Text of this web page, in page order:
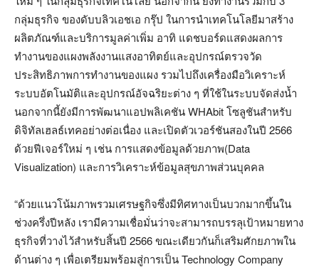
กลุ่มธุรกิจ ของดับบลิวเอชเอ กรุ๊ป ในการนำเทคโนโลยีมาสร้าง
ผลิตภัณฑ์และบริการมูลค่าเพิ่ม อาทิ แดชบอร์ดแสดงผลการ
ทำงานของแผงพลังงานแสงอาทิตย์และอุปกรณ์ตรวจวัด
ประสิทธิภาพการทำงานของแผง รวมไปถึงเครื่องมือวิเคราะห์
ระบบอัตโนมัติและอุปกรณ์อัจฉริยะต่าง ๆ ที่ใช้ในระบบจัดส่งน้ำ
นอกจากนี้ยังมีการพัฒนาแอปพลิเคชัน WHAbit โซลูชันสำหรับ
ดิจิทัลเฮลธ์เทคอย่างต่อเนื่อง และเปิดตัวเวอร์ชันสองในปี 2566
ด้วยฟีเจอร์ใหม่ ๆ เช่น การแสดงข้อมูลด้วยภาพ(Data
Visualization) และการวิเคราะห์ข้อมูลสุขภาพส่วนบุคคล
“ด้วยแนวโน้มภาพรวมเศรษฐกิจซึ่งมีทิศทางเป็นบวกมากขึ้นใน
ช่วงครึ่งปีหลัง เรามีความเชื่อมั่นว่าจะสามารถบรรลุเป้าหมายทาง
ธุรกิจที่วางไว้สำหรับสิ้นปี 2566 ขณะเดียวกันก็เสริมศักยภาพใน
ด้านต่าง ๆ เพื่อเตรียมพร้อมสู่การเป็น Technology Company